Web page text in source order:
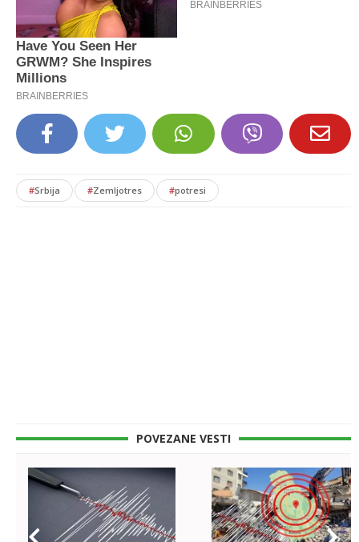
#Srbija #Zemljotres #potresi
POVEZANE VESTI